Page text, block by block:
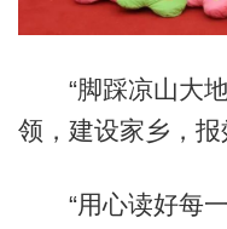
“脚踩凉山大地
领，建设家乡，报
“用心读好每一